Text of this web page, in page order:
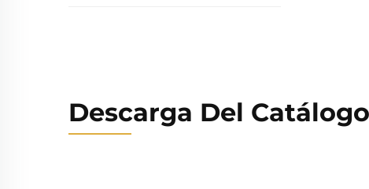
Descarga Del